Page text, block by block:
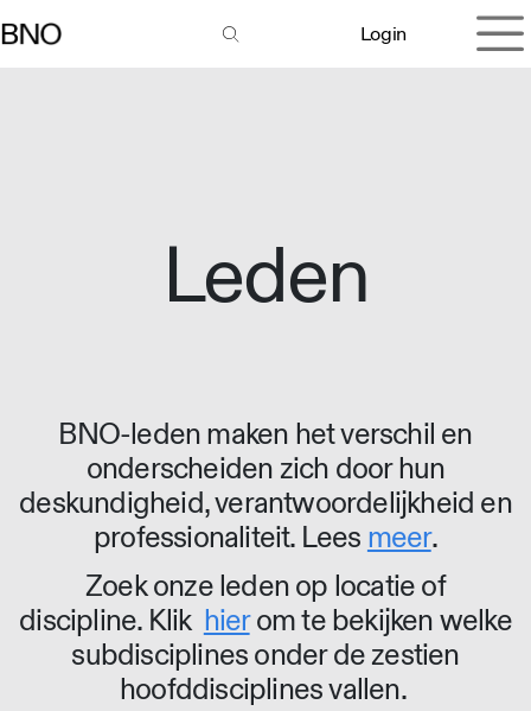
Login
Leden
BNO-leden maken het verschil en
onderscheiden zich door hun
deskundigheid, verantwoordelijkheid en
professionaliteit. Lees meer.
Zoek onze leden op locatie of
discipline. Klik hierom te bekijken welke
subdisciplines onder de zestien
hoofddisciplines vallen.